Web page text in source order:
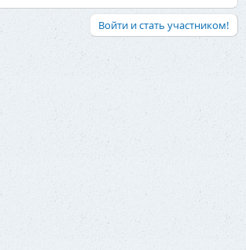
Войти и стать участником!